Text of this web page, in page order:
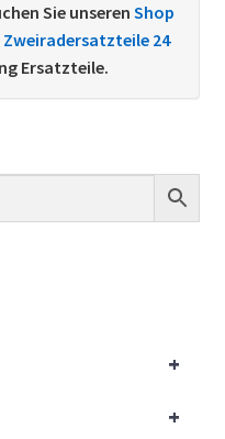
Sie unseren Shop
Zweiradersatzteile 24
Ersatzteile.
+
+